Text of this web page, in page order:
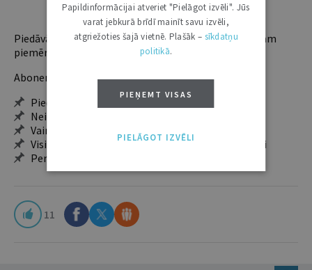
ABONĒT
Piedāvājam trīs abonementu veidus. Vienam lietotājam
piemērotākais ir "Mazais" (3, 6 un 12 mēnešiem).
Abonentu ieguvumi:
Pieeja jaunākajam izdevumam
Neierobežota pieeja arhīvam – 24 h/7 d.
Vairāk nekā 18 000 rakstu un 2000 autoru
Visi tematiskie numuri un ikgadējie grāmatžurnāli
Personalizētās iespējas – piezīmes, citāti, mapes
11
Papildinformācijai atveriet "Pielāgot izvēli". Jūs
varat jebkurā brīdī mainīt savu izvēli,
atgriežoties šajā vietnē. Plašāk – sīkdatņu
politikā.
PIEŅEMT VISAS
PIELĀGOT IZVĒLI